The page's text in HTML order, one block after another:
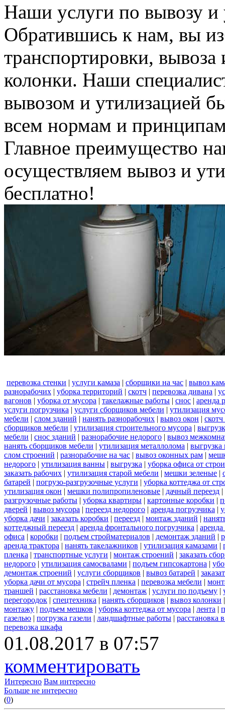
Наши услуги по вывозу и
Обратившись к нам, вы
транспортировки, вывоза
колонки. Наши
вывозом и утилизацией
всем нормам и
Главное преимущество
осуществляем вывоз и
бесплатно!
перевозка стенки | услуги камаза | сборщики на час | вывоз
разнорабочих | уборка территорий | скотч | перевозка дивана |
вагонов | уборка от мусора | такелажные работы | снос | аренда
услуги погрузчика | услуги сборщиков мебели | утилизация
мебели | слом зданий | нанять разнорабочих | вывоз окон |
сборщиков мебели | утилизация строительного мусора |
мебели | снос зданий | разнорабочие недорого | вывоз
нанять сборщиков мебели | утилизация металлолома | выгрузка
слом строений | разнорабочие на час | вывоз оконных рам |
недорого | утилизация ванны | выгрузка | уборка офиса от
заказать рабочих | утилизация старой мебели | мешки зеленые |
батарей | погрузо-разгрузочные услуги | уборка коттеджа от
утилизация окон | мешки полипропиленовые | дачный переезд |
разгрузочные работы | уборка квартиры | картонные коробки |
дверей | вывоз мусора | переезд недорого | аренда погрузчика |
уборка дачи | заказать коробки | переезд | монтаж зданий |
коттеджный переезд | аренда фронтального погрузчика |
офиса | коробки | подъем стройматериалов | демонтаж зданий |
аренда трактора | нанять такелажников | утилизация камазами |
пленка | транспортные услуги | монтаж строений | заказать
недорого | утилизация самосвалами | подъем гипсокартона |
демонтаж строений | услуги сборщиков | вывоз батарей |
уборка дачи от мусора | стрейч пленка | перевозка мебели |
траншей | расстановка мебели | демонтаж | услуги по подъему |
перегородок | спецтехника | нанять сборщиков | вывоз колонки
монтажу | подъем мешков | уборка коттеджа от мусора | лента |
газелью | погрузка газели | ландшафтные работы | расстановка
перевозка шкафа
01.08.2017 в 07:57
комментировать
Интересно Вам интересно
Больше не интересно
(0)